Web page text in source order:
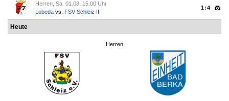
Herren, Sa. 01.08. 15:00 Uhr
Lobeda vs. FSV Schleiz II
1:4
Heute
Herren